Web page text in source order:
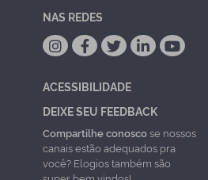
NAS REDES
ACESSIBILIDADE
DEIXE SEU FEEDBACK
Compartilhe conoscose nossos
canais estão adequados pra
você? Elogios também são